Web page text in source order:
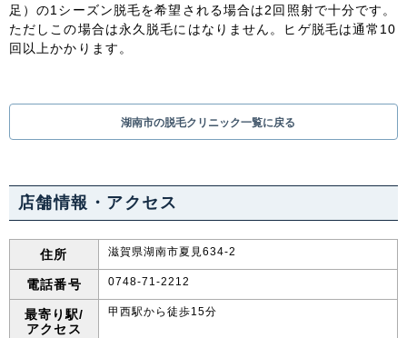
足）の1シーズン脱毛を希望される場合は2回照射で十分です。
ただしこの場合は永久脱毛にはなりません。ヒゲ脱毛は通常10
回以上かかります。
湖南市の脱毛クリニック一覧に戻る
店舗情報・アクセス
住所 滋賀県湖南市夏見634-2
電話番号 0748-71-2212
最寄り駅/
アクセス
甲西駅から徒歩15分
千葉県 東京都 神奈川県
新潟県 富山県 石川県 福井県
山梨県 長野県 岐阜県 静岡県
愛知県
関西
滋賀県 京都府
奈良県 三重県